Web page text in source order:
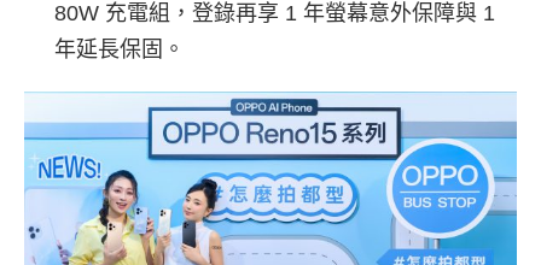
80W 充電組，登錄再享 1 年螢幕意外保障與 1
年延長保固。